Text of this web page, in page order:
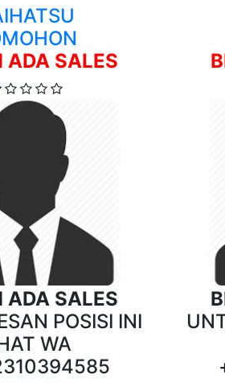
ADA SALES
ADA SALES
POSISI INI
WA